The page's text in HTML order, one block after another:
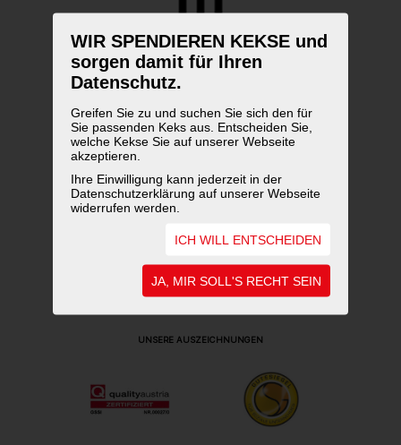
WIR SPENDIEREN KEKSE und
sorgen damit für Ihren
Datenschutz.
Greifen Sie zu und suchen Sie sich den für
Sie passenden Keks aus. Entscheiden Sie,
welche Kekse Sie auf unserer Webseite
akzeptieren.
Ihre Einwilligung kann jederzeit in der
Datenschutzerklärung auf unserer Webseite
widerrufen werden.
ICH WILL ENTSCHEIDEN
JA, MIR SOLL'S RECHT SEIN
UNSERE AUSZEICHNUNGEN